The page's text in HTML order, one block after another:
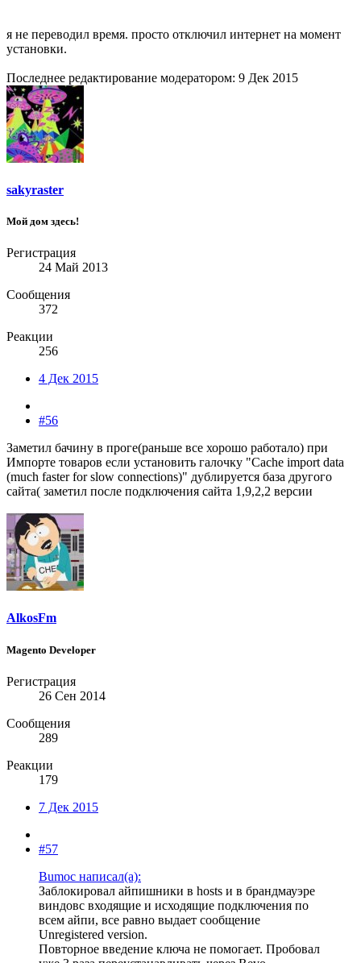
я не переводил время. просто отключил интернет на момент
установки.
Последнее редактирование модератором: 9 Дек 2015
sakyraster
Мой дом здесь!
Регистрация
24 Май 2013
Сообщения
372
Реакции
256
4 Дек 2015
#56
Заметил бачину в проге(раньше все хорошо работало) при
Импорте товаров если установить галочку "Cache import data
(much faster for slow connections)" дублируется база другого
сайта( заметил после подключения сайта 1,9,2,2 версии
AlkosFm
Magento Developer
Регистрация
26 Сен 2014
Сообщения
289
Реакции
179
7 Дек 2015
#57
Bumoc написал(а):
Заблокировал айпишники в hosts и в брандмауэре
виндовс входящие и исходящие подключения по
всем айпи, все равно выдает сообщение
Unregistered version.
Повторное введение ключа не помогает. Пробовал